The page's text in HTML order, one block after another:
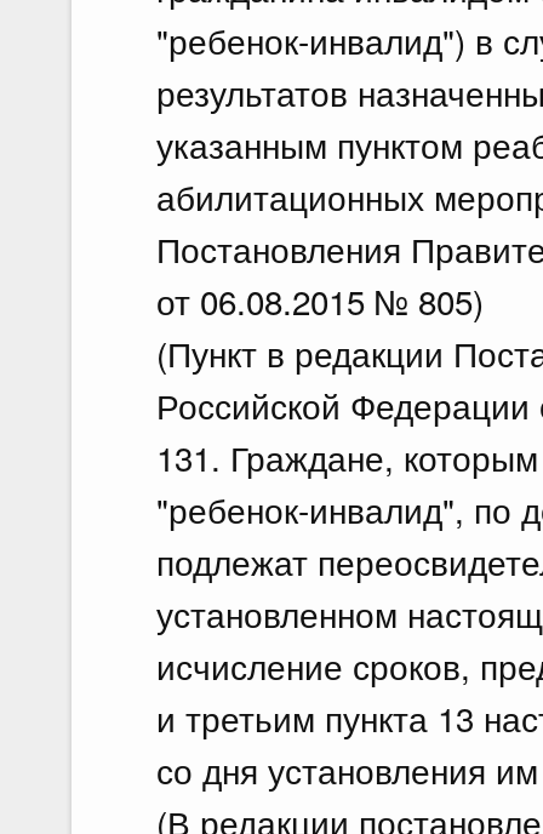
"ребенок-инвалид") в
результатов
указанным пунктом
абилитационных
Постановления
от 06.08.2015 № 805)
(Пункт в редакции
Российской
131. Граждане,
"ребенок-инвалид", по
подлежат
установленном
исчисление сроков,
и третьим пункта 13
со дня установления
(В редакции